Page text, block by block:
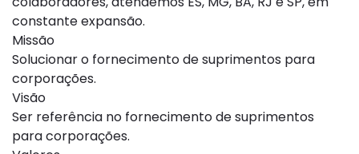
constante expansão.
Missão
Solucionar o fornecimento de suprimentos para
corporações.
Visão
Ser referência no fornecimento de suprimentos
para corporações.